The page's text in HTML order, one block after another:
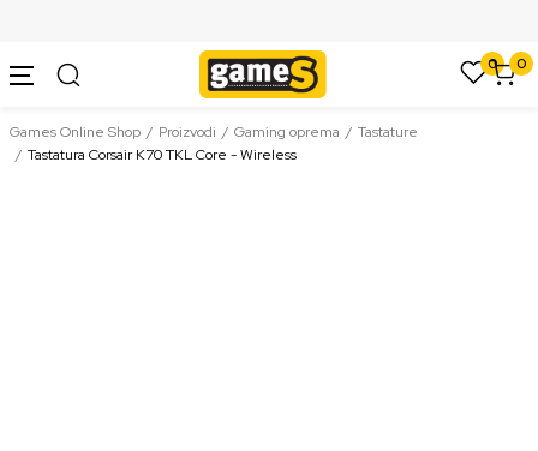
0 0
Games Online Shop Proizvodi Gaming oprema
Tastature
Tastatura Corsair K70 TKL Core - Wireless